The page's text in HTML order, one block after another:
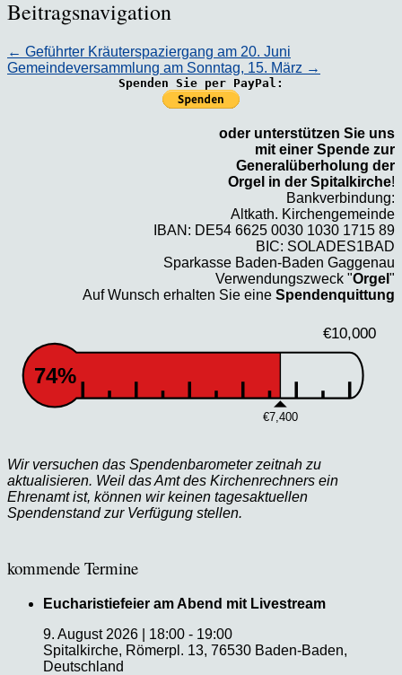
Beitragsnavigation
← Geführter Kräuterspaziergang am 20. Juni
Gemeindeversammlung am Sonntag, 15. März →
Spenden Sie per PayPal:
oder unterstützen Sie uns
mit einer Spende zur
Generalüberholung der
Orgel in der Spitalkirche!
Bankverbindung:
Altkath. Kirchengemeinde
IBAN: DE54 6625 0030 1030 1715 89
BIC: SOLADES1BAD
Sparkasse Baden-Baden Gaggenau
Verwendungszweck "Orgel "
Auf Wunsch erhalten Sie eine Spendenquittung
€10,000
€7,400
74%
Wir versuchen das Spendenbarometer zeitnah zu
aktualisieren. Weil das Amt des Kirchenrechners ein
Ehrenamt ist, können wir keinen tagesaktuellen
Spendenstand zur Verfügung stellen.
kommende Termine
Eucharistiefeier am Abend mit Livestream
9. August 2026
18:00 - 19:00
Spitalkirche, Römerpl. 13, 76530 Baden-Baden,
Deutschland